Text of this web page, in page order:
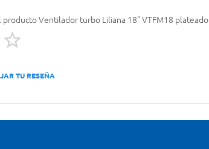
productoVentilador turbo Liliana 18" VTFM18 plateado
TU RESEÑA